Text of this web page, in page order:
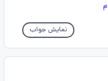
نمایش جواب